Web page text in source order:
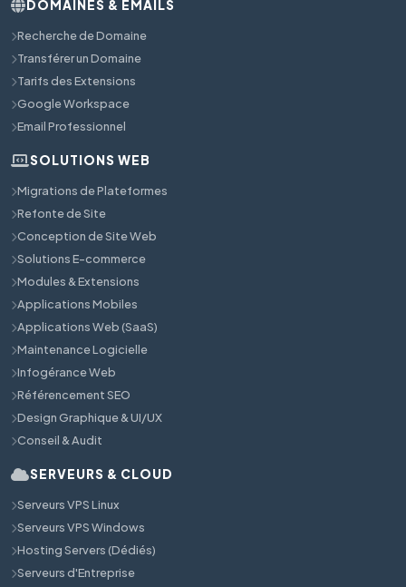
DOMAINES & EMAILS
Recherche de Domaine
Transférer un Domaine
Tarifs des Extensions
Google Workspace
Email Professionnel
SOLUTIONS WEB
Migrations de Plateformes
Refonte de Site
Conception de Site Web
Solutions E-commerce
Modules & Extensions
Applications Mobiles
Applications Web (SaaS)
Maintenance Logicielle
Infogérance Web
Référencement SEO
Design Graphique & UI/UX
Conseil & Audit
SERVEURS & CLOUD
Serveurs VPS Linux
Serveurs VPS Windows
Hosting Servers (Dédiés)
Serveurs d'Entreprise